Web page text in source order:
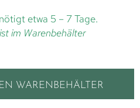
etwa 5 – 7 Tage.
im Warenbehälter
WARENBEHÄLTER